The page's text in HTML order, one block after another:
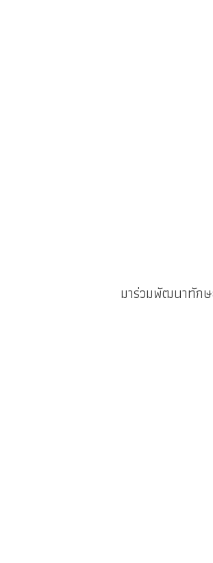
มาร่วมพัฒนาทัก